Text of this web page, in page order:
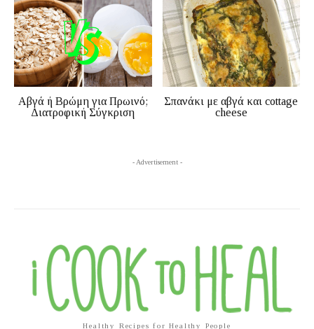
Αβγά ή Βρώμη για Πρωινό;
Διατροφική Σύγκριση
Σπανάκι με αβγά και cottage
cheese
- Advertisement -
Healthy Recipes for Healthy People